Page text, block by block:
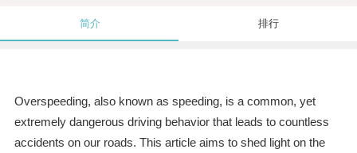
简介 排行
Overspeeding, also known as speeding, is a common, yet
extremely dangerous driving behavior that leads to countless
accidents on our roads. This article aims to shed light on the